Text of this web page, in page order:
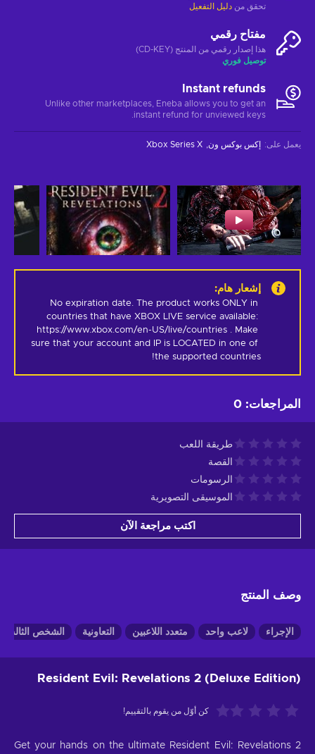
تحقق من دليل التفعيل
مفتاح رقمي
هذا إصدار رقمي من المنتج (CD-KEY)
توصيل فوري
Instant refunds
Unlike other marketplaces, Eneba allows you to get an
instant refund for unviewed keys.
يعمل على: إكس بوكس ون Xbox Series X
إشعار هام:
No expiration date. The product works ONLY in
countries that have XBOX LIVE service available:
https://www.xbox.com/en-US/live/countries . Make
sure that your account and IP is LOCATED in one of
the supported countries!
المراجعات:
0
طريقة اللعب
القصة
الرسومات
الموسيقى التصويرية
اكتب مراجعة الآن
وصف المنتج
الإجراء لاعب واحد متعدد اللاعبين التعاونية الشخص الثالث
Resident Evil: Revelations 2 (Deluxe Edition)
كن أوّل من يقوم بالتقييم!
Get your hands on the ultimate Resident Evil: Revelations 2